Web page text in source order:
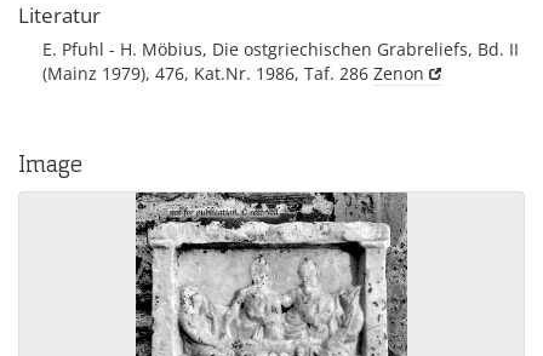
Literatur
E. Pfuhl - H. Möbius, Die ostgriechischen Grabreliefs, Bd. II
(Mainz 1979), 476, Kat.Nr. 1986, Taf. 286 Zenon
Image